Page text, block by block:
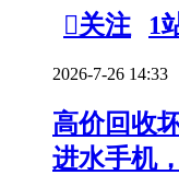
关注 1
2026-7-26 14:33
高价回收
进水手机